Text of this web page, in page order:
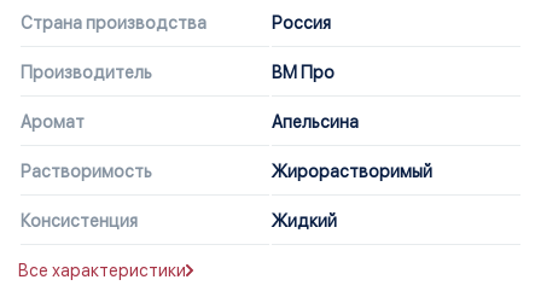
Страна производства Россия
Производитель ВМ Про
Аромат Апельсина
Растворимость Жирорастворимый
Консистенция Жидкий
Все характеристики